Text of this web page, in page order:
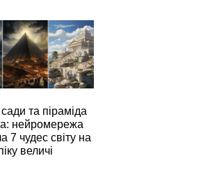
та піраміда
нейромережа
7 чудес світу на
величі